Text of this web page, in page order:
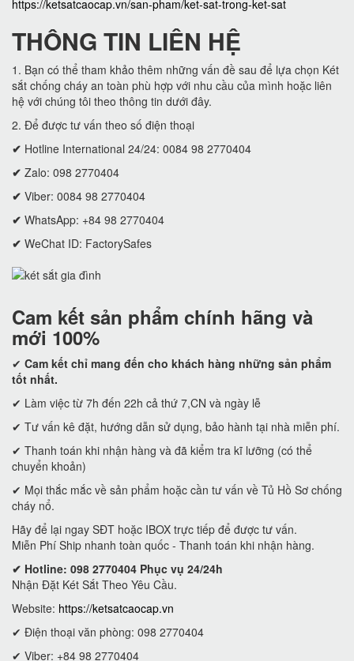
https://ketsatcaocap.vn/san-pham/ket-sat-trong-ket-sat
THÔNG TIN LIÊN HỆ
1. Bạn có thể tham khảo thêm những vấn đề sau để lựa chọn Két
sắt chống cháy an toàn phù hợp với nhu cầu của mình hoặc liên
hệ với chúng tôi theo thông tin dưới đây.
2. Để được tư vấn theo số điện thoại
✔ Hotline International 24/24: 0084 98 2770404
✔ Zalo: 098 2770404
✔ Viber: 0084 98 2770404
✔ WhatsApp: +84 98 2770404
✔ WeChat ID: FactorySafes
Cam kết sản phẩm chính hãng và
mới 100%
✔ Cam kết chỉ mang đến cho khách hàng những sản phẩm
tốt nhất.
✔ Làm việc từ 7h đến 22h cả thứ 7,CN và ngày lễ
✔ Tư vấn kê đặt, hướng dẫn sử dụng, bảo hành tại nhà miễn phí.
✔ Thanh toán khi nhận hàng và đã kiểm tra kĩ lưỡng (có thể
chuyển khoản)
✔ Mọi thắc mắc về sản phẩm hoặc cần tư vấn về Tủ Hồ Sơ chống
cháy nổ.
Hãy để lại ngay SĐT hoặc IBOX trực tiếp để được tư vấn.
Miễn Phí Ship nhanh toàn quốc - Thanh toán khi nhận hàng.
✔ Hotline: 098 2770404 Phục vụ 24/24h
Nhận Đặt Két Sắt Theo Yêu Cầu.
Website: https://ketsatcaocap.vn
✔ Điện thoại văn phòng: 098 2770404
✔ Viber: +84 98 2770404